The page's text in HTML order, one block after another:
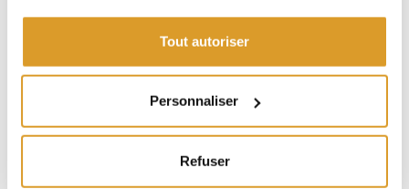
Tout autoriser
Personnaliser
Refuser
Tube Hot Beer Red ø 20 (1 m)
Échangeur